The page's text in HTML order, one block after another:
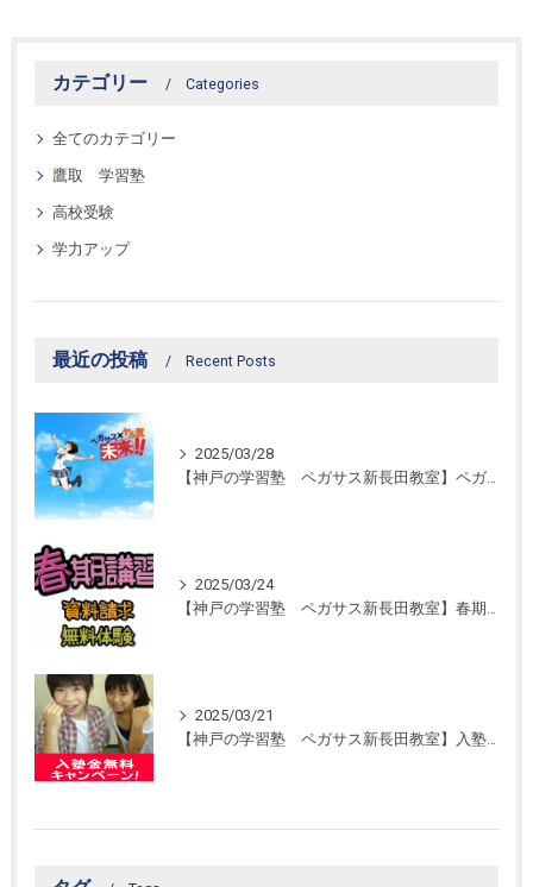
カテゴリー Categories
全てのカテゴリー
鷹取 学習塾
高校受験
学力アップ
最近の投稿 Recent Posts
2025/03/28
【神戸の学習塾 ペガサス新長田教室】ペガサス学習スタイル！
2025/03/24
【神戸の学習塾 ペガサス新長田教室】春期講習開催！
2025/03/21
【神戸の学習塾 ペガサス新長田教室】入塾金無料キャンペーン！